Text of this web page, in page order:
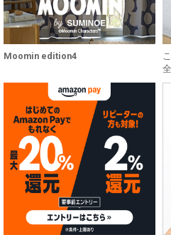
Moomin edition4